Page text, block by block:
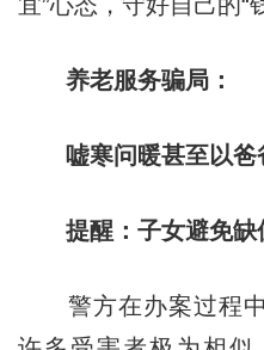
养老服务骗局：
嘘寒问暖甚至以爸
提醒：子女避免缺
警方在办案过程中